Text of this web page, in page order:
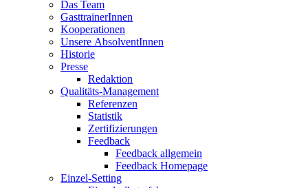
Das Team
GasttrainerInnen
Kooperationen
Unsere AbsolventInnen
Historie
Presse
Redaktion
Qualitäts-Management
Referenzen
Statistik
Zertifizierungen
Feedback
Feedback allgemein
Feedback Homepage
Einzel-Setting